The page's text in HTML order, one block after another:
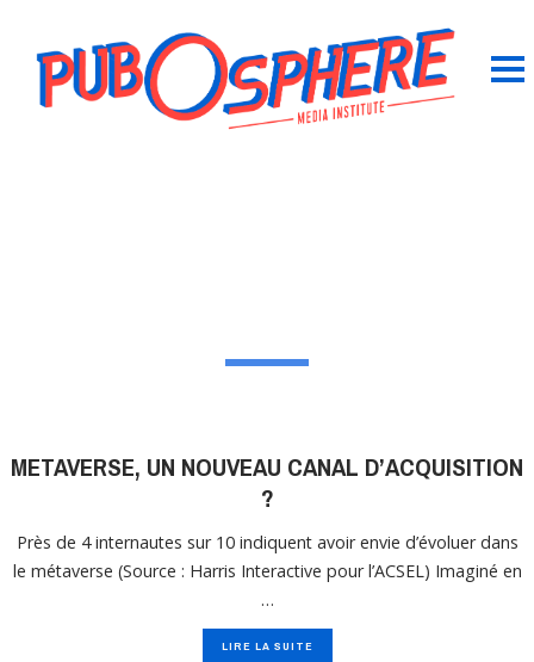
METAVERSE, UN NOUVEAU CANAL D’ACQUISITION
?
Près de 4 internautes sur 10 indiquent avoir envie d’évoluer dans
le métaverse (Source : Harris Interactive pour l’ACSEL) Imaginé en
…
LIRE LA SUITE